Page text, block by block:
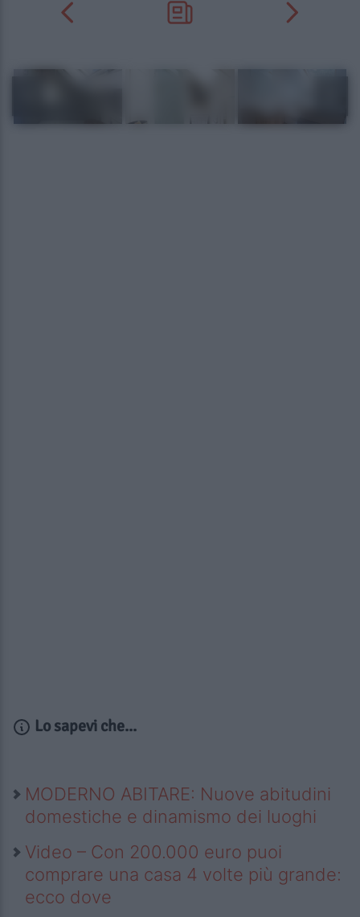
Lo sapevi che...
MODERNO ABITARE: Nuove abitudini
domestiche e dinamismo dei luoghi
Video – Con 200.000 euro puoi
comprare una casa 4 volte più grande:
ecco dove